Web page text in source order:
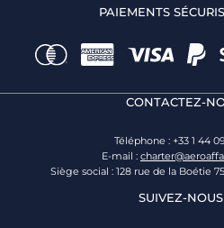
PAIEMENTS
CONTACTEZ-
Téléphone : +33 1 44
E-mail :
Siège social : 128 rue de la Boétie
SUIVEZ-